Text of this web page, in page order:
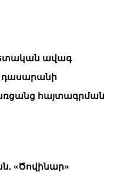
ավագ
դասարանի
առցանց հայտագրման
«Ծովինար»